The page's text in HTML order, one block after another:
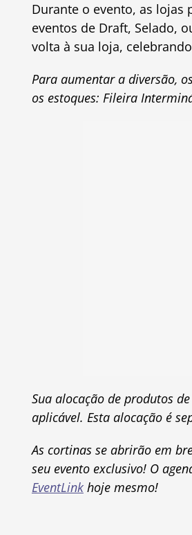
Durante o evento, as lojas
eventos de Draft, Selado,
volta à sua loja,
Para aumentar a diversão,
os estoques: Fileira
Sua alocação de produtos de
aplicável. Esta alocação é
As cortinas se abrirão em
seu evento exclusivo! O
EventLinkhoje mesmo!